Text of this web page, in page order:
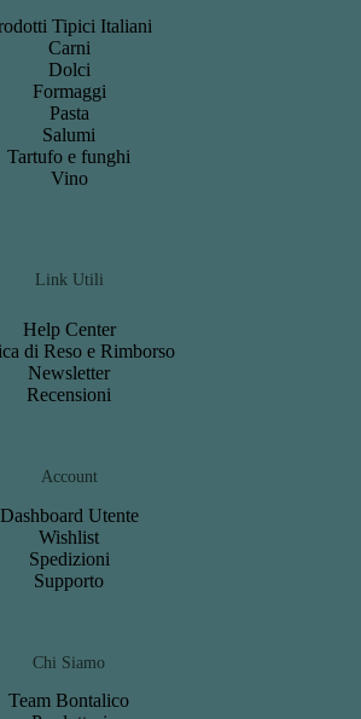
Tipici Italiani
Carni
Dolci
Formaggi
Pasta
Salumi
Tartufo e funghi
Vino
Link Utili
Help Center
di Reso e Rimborso
Newsletter
Recensioni
Account
Dashboard Utente
Wishlist
Spedizioni
Supporto
Chi Siamo
Team Bontalico